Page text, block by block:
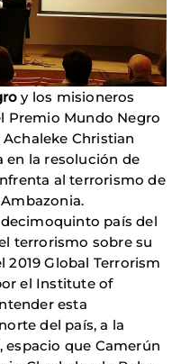
y los misioneros
Premio Mundo Negro
Christian
en la resolución de
al terrorismo de
país del
terrorismo sobre su
2019 Global Terrorism
el Institute of
esta
del país, a la
espacio que Camerún